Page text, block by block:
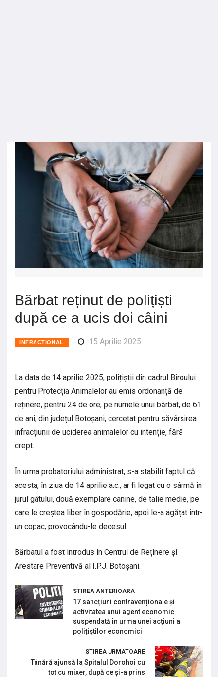
Bărbat reținut de polițiști
după ce a ucis doi câini
INFRACTIONAL 15 Aprilie 2025
La data de 14 aprilie 2025, polițiștii din cadrul Biroului
pentru Protecția Animalelor au emis ordonanță de
reținere, pentru 24 de ore, pe numele unui bărbat, de 61
de ani, din județul Botoșani, cercetat pentru săvârșirea
infracțiunii de uciderea animalelor cu intenție, fără
drept.
În urma probatoriului administrat, s-a stabilit faptul că
acesta, în ziua de 14 aprilie a.c., ar fi legat cu o sârmă în
jurul gâtului, două exemplare canine, de talie medie, pe
care le creștea liber în gospodărie, apoi le-a agățat într-
un copac, provocându-le decesul.
Bărbatul a fost introdus în Centrul de Reținere și
Arestare Preventivă al I.P.J. Botoșani.
STIREA ANTERIOARA
17 sancțiuni contravenționale și
activitatea unui agent economic
suspendată în urma unei acțiuni a
polițiștilor economici
STIREA URMATOARE
Tânără ajunsă la Spitalul Dorohoi cu
tot cu mixer, după ce și-a prins